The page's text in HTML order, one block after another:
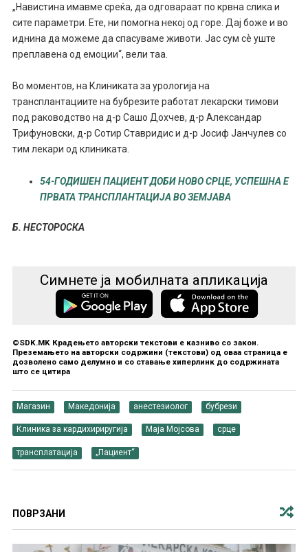
„Навистина имавме среќа, да одговaраат по крвна слика и
сите параметри. Ете, ни помогна некој од горе. Дај боже и во
иднина да можеме да спасуваме животи. Јас сум сѐ уште
преплавена од емоции“, вели таа.
Во моментов, на Клиниката за урологија на
трансплантациите на бубрезите работат лекарски тимови
под раководство на д-р Сашо Дохчев, д-р Александар
Трифуновски, д-р Сотир Ставридис и д-р Јосиф Јанчулев со
тим лекари од клиниката.
54-ГОДИШЕН ПАЦИЕНТ ДОБИ НОВО СРЦЕ, УСПЕШНА Е
ПРВАТА ТРАНСПЛАНТАЦИЈА ВО ЗЕМЈАВА
Б. НЕСТОРОСКА
Симнете ја мобилната апликација
©SDK.MK Крадењето авторски текстови е казниво со закон.
Преземањето на авторски содржини (текстови) од оваа страница е
дозволено само делумно и со ставање хиперлинк до содржината
што се цитира
Магазин Македонија анестезиолог бубрези
Клиника за кардихириругија Маја Мојсова срце
трансплатација „Пациент“
ПОВРЗАНИ